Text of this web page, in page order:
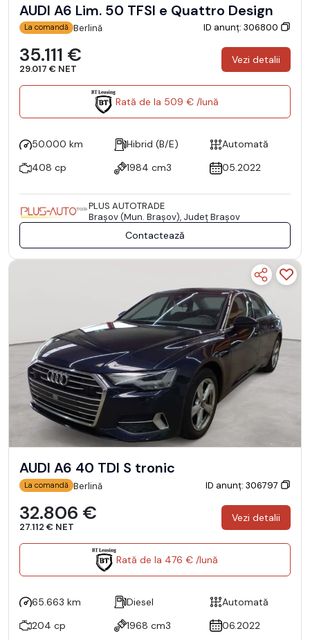
AUDI A6 Lim. 50 TFSI e Quattro Design
La comandă Berlină ID anunț: 306800
35.111 €
29.017 € NET
Vezi detalii
Rată de la 509 € /lună
50.000 km Hibrid (B/E)
Automată
408 cp
1984 cm3 05.2022
PLUS AUTOTRADE
Braşov (Mun. Braşov), Județ Braşov
Contactează
AUDI A6 40 TDI S tronic
La comandă Berlină ID anunț: 306797
32.806 €
27.112 € NET
Vezi detalii
Rată de la 476 € /lună
65.663 km Diesel
Automată
204 cp
1968 cm3 06.2022